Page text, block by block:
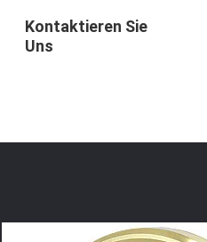
Kontaktieren Sie
Uns